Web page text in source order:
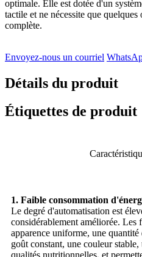
optimale. Elle est dotée d'un
tactile et ne nécessite que
complète.
Envoyez-nous un courriel
Détails du produit
Étiquettes de produit
1. Faible consommation
Le degré d'automatisation est
considérablement améliorée. Les
apparence uniforme, une
goût constant, une couleur